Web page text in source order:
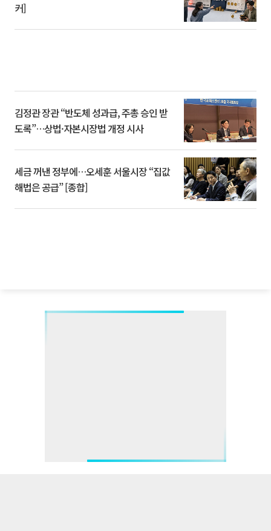
커]
김정관 장관 “반도체 성과급, 주총 승인 받
도록”…상법·자본시장법 개정 시사
세금 꺼낸 정부에…오세훈 서울시장 “집값
해법은 공급” [종합]